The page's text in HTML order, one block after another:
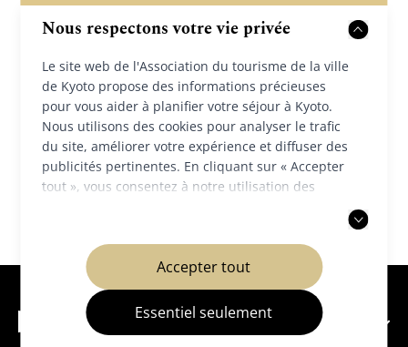
Nous respectons votre vie privée
Le site web de l'Association du tourisme de la ville
de Kyoto propose des informations précieuses
pour vous aider à planifier votre séjour à Kyoto.
Nous utilisons des cookies pour analyser le trafic
du site, améliorer votre expérience et diffuser des
publicités pertinentes. En cliquant sur « Accepter
tout », vous consentez à notre utilisation des
d'informations, veuillez consulter notrepolitique
de confidentialité
Accepter tout
Essentiel seulement
À propos de Kyoto